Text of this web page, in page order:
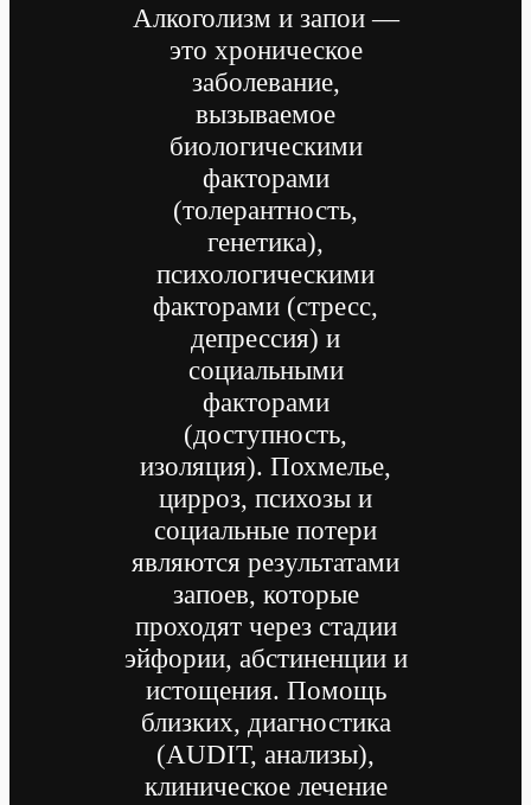
Алкоголизм и запои —
это хроническое
заболевание,
вызываемое
биологическими
факторами
(толерантность,
генетика),
психологическими
факторами (стресс,
депрессия) и
социальными
факторами
(доступность,
изоляция). Похмелье,
цирроз, психозы и
социальные потери
являются результатами
запоев, которые
проходят через стадии
эйфории, абстиненции и
истощения. Помощь
близких, диагностика
(AUDIT, анализы),
клиническое лечение